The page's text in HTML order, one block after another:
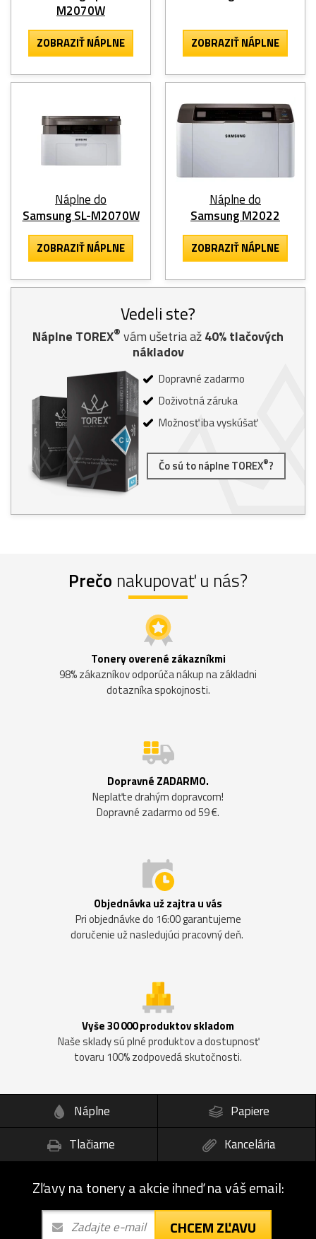
M2070W
ZOBRAZIŤ NÁPLNE ZOBRAZIŤ NÁPLNE
Náplne do
Samsung SL-M2070W
ZOBRAZIŤ NÁPLNE
Náplne do
Samsung M2022
ZOBRAZIŤ NÁPLNE
Vedeli ste?
Náplne TOREX® vám ušetria až40% tlačových
nákladov
Dopravné zadarmo
Doživotná záruka
Možnosť iba vyskúšať
Čo sú to náplne TOREX®?
Prečo nakupovať u nás?
Tonery overené zákazníkmi
98% zákazníkov odporúča nákup na základni
dotazníka spokojnosti.
Dopravné ZADARMO.
Neplaťte drahým dopravcom!
Dopravné zadarmo od 59 €.
Objednávka už zajtra u vás
Pri objednávke do 16:00 garantujeme
doručenie už nasledujúci pracovný deň.
Vyše 30 000 produktov skladom
Naše sklady sú plné produktov a dostupnosť
tovaru 100% zodpovedá skutočnosti.
Náplne
Papiere
Tlačiarne
Kancelária
Zľavy na tonery a akcie ihneď na váš email:
CHCEM ZĽAVU